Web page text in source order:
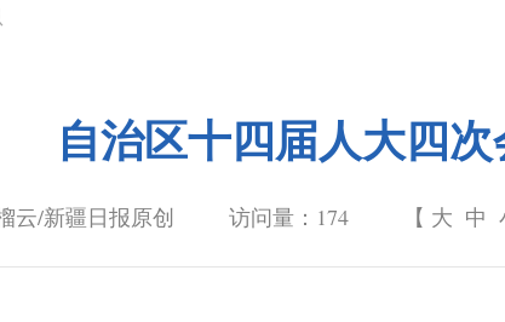
自治区十四届人大四
云/新疆日报原创 访问量： 174 【 大 中